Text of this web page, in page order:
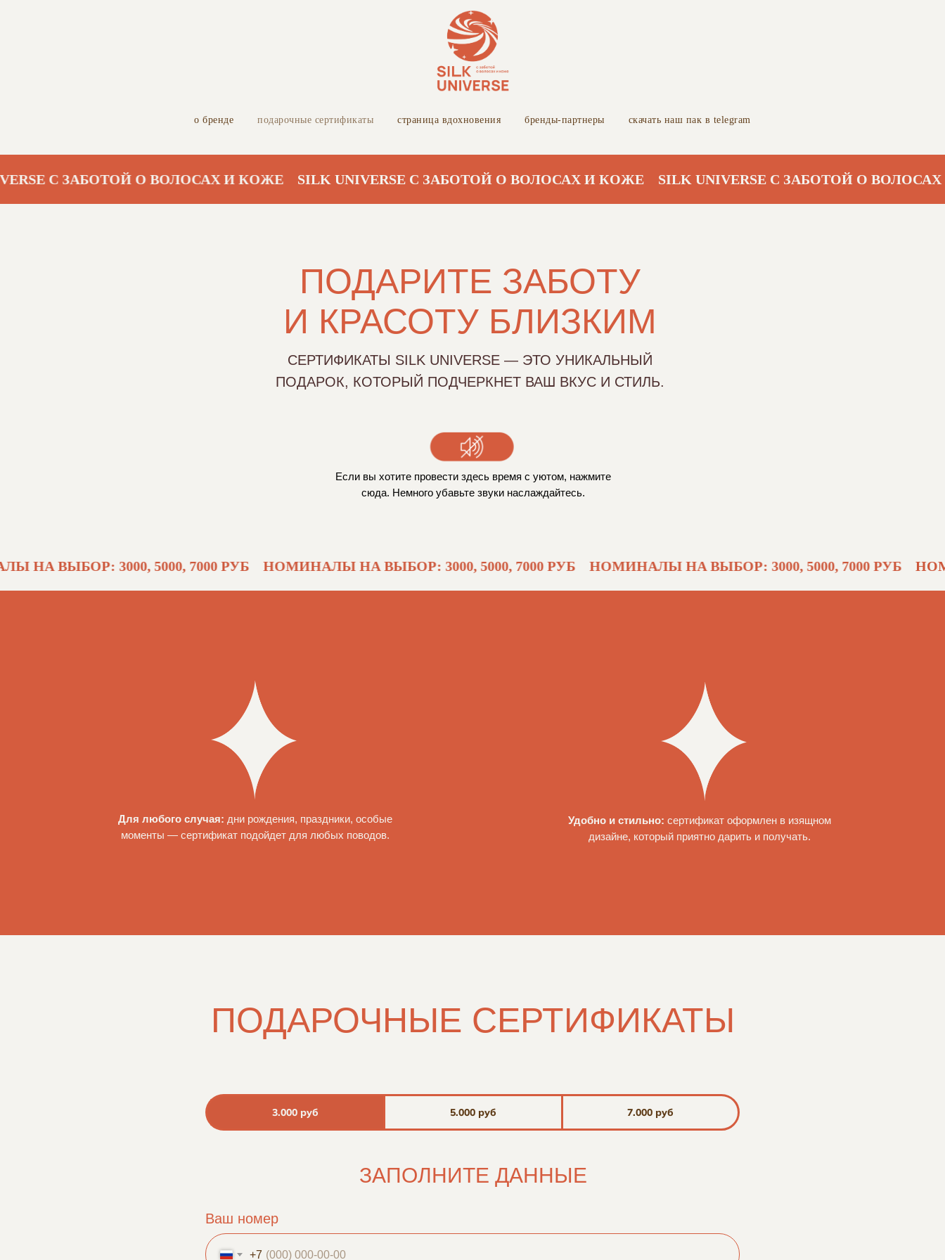
о бренде подарочные сертификаты страница вдохновения бренды-партнеры скачать наш пак в telegram
С ЗАБОТОЙ О ВОЛОСАХ И КОЖЕ SILK UNIVERSE С ЗАБОТОЙ О ВОЛОСАХ И КОЖЕ SILK UNIVERSE С ЗАБОТОЙ О ВОЛОСАХ И
ПОДАРИТЕ ЗАБОТУ
И КРАСОТУ БЛИЗКИМ
СЕРТИФИКАТЫ SILK UNIVERSE — ЭТО УНИКАЛЬНЫЙ
ПОДАРОК, КОТОРЫЙ ПОДЧЕРКНЕТ ВАШ ВКУС И СТИЛЬ.
Если вы хотите провести здесь время с уютом, нажмите
сюда. Немного убавьте звуки наслаждайтесь.
ВЫБОР: 3000, 5000, 7000 РУБ НОМИНАЛЫ НА ВЫБОР: 3000, 5000, 7000 РУБ НОМИНАЛЫ НА ВЫБОР: 3000, 5000, 7000 РУБ
Удобно и стильно: сертификат оформлен в изящном
дизайне, который приятно дарить и получать.
Для любого случая: дни рождения, праздники, особые
моменты — сертификат подойдет для любых поводов.
ПОДАРОЧНЫЕ СЕРТИФИКАТЫ
3.000 руб 5.000 руб 7.000 руб
ЗАПОЛНИТЕ ДАННЫЕ
Ваш номер
+7